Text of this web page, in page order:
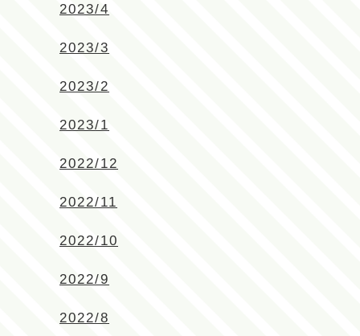
2023/4
2023/3
2023/2
2023/1
2022/12
2022/11
2022/10
2022/9
2022/8